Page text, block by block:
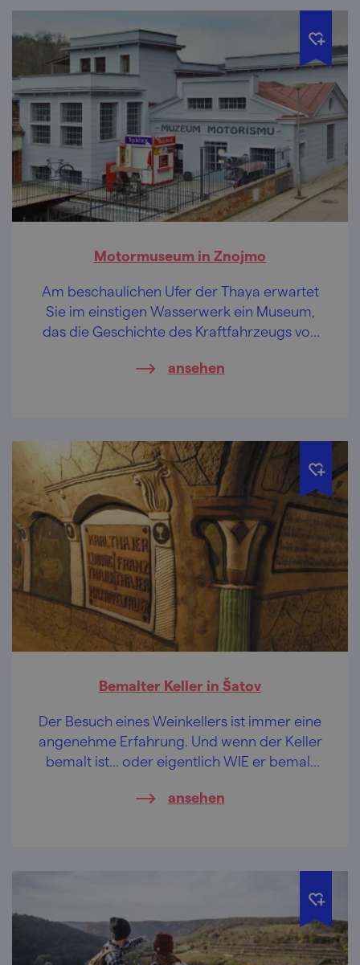
Motormuseum in Znojmo
Am beschaulichen Ufer der Thaya erwartet
Sie im einstigen Wasserwerk ein Museum,
das die Geschichte des Kraftfahrzeugs von
beleuchtet.
ansehen
Bemalter Keller in Šatov
Der Besuch eines Weinkellers ist immer eine
angenehme Erfahrung. Und wenn der Keller
bemalt ist... oder eigentlich WIE er bemalt
ansehen